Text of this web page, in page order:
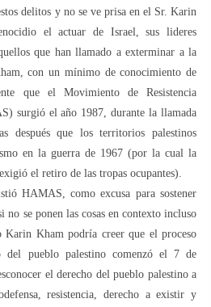
delitos y no se ve prisa en el Sr. Karin
el actuar de Israel, sus lideres
que han llamado a exterminar a la
con un mínimo de conocimiento de
que el Movimiento de Resistencia
surgió el año 1987, durante la llamada
después que los territorios palestinos
en la guerra de 1967 (por la cual la
el retiro de las tropas ocupantes).
HAMAS, como excusa para sostener
no se ponen las cosas en contexto incluso
Karin Kham podría creer que el proceso
del pueblo palestino comenzó el 7 de
el derecho del pueblo palestino a
resistencia, derecho a existir y